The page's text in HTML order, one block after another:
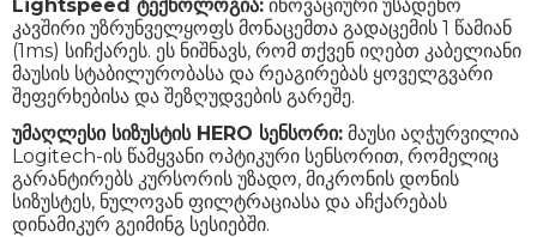
Lightspeed ტექნოლოგია: ინოვაციური უსადენო
კავშირი უზრუნველყოფს მონაცემთა გადაცემის 1 წამიან
(1ms) სიჩქარეს. ეს ნიშნავს, რომ თქვენ იღებთ კაბელიანი
მაუსის სტაბილურობასა და რეაგირებას ყოველგვარი
შეფერხებისა და შეზღუდვების გარეშე.
უმაღლესი სიზუსტის HERO სენსორი: მაუსი აღჭურვილია
Logitech-ის წამყვანი ოპტიკური სენსორით, რომელიც
გარანტირებს კურსორის უზადო, მიკრონის დონის
სიზუსტეს, ნულოვან ფილტრაციასა და აჩქარებას
დინამიკურ გეიმინგ სესიებში.